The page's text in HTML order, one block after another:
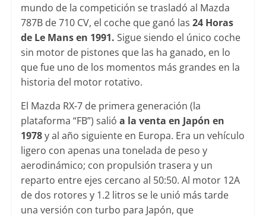
mundo de la competición se trasladó al Mazda
787B de 710 CV, el coche que ganó las 24 Horas
de Le Mans en 1991. Sigue siendo el único coche
sin motor de pistones que las ha ganado, en lo
que fue uno de los momentos más grandes en la
historia del motor rotativo.
El Mazda RX-7 de primera generación (la
plataforma “FB”) salió a la venta en Japón en
1978y al año siguiente en Europa. Era un vehículo
ligero con apenas una tonelada de peso y
aerodinámico; con propulsión trasera y un
reparto entre ejes cercano al 50:50. Al motor 12A
de dos rotores y 1.2 litros se le unió más tarde
una versión con turbo para Japón, que